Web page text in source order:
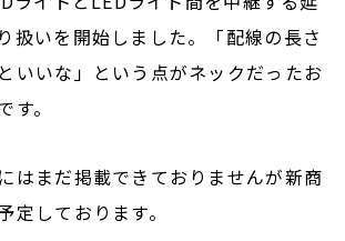
扱いを開始しました。「配線の長さ
いいな」という点がネックだったお
。
はまだ掲載できておりませんが新商
定しております。